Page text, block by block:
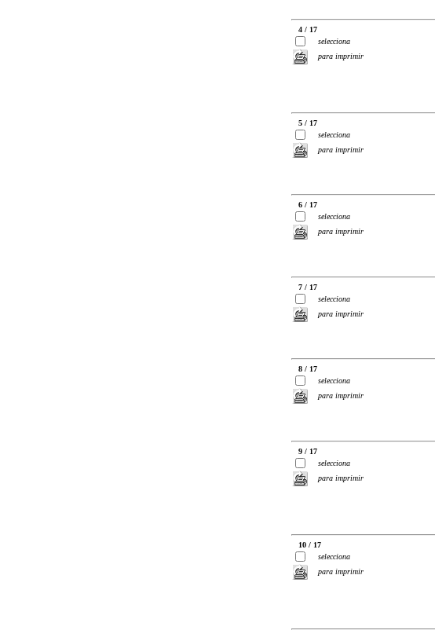
4 / 17
selecciona
para imprimir
5 / 17
selecciona
para imprimir
6 / 17
selecciona
para imprimir
7 / 17
selecciona
para imprimir
8 / 17
selecciona
para imprimir
9 / 17
selecciona
para imprimir
10 / 17
selecciona
para imprimir